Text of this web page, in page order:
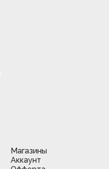
Магазины
Аккаунт